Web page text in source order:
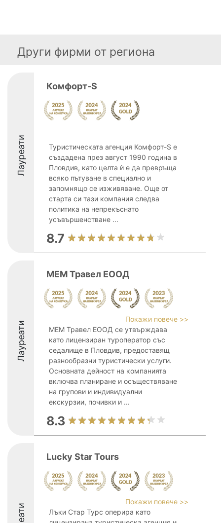
Други фирми от региона
Лауреати
Комфорт-S
Туристическата агенция Комфорт-S е
създадена през август 1990 година в
Пловдив, като целта ѝ е да превръща
всяко пътуване в специално и
запомнящо се изживяване. Още от
старта си тази компания следва
политика на непрекъснато
усъвършенстване ...
8.7
Лауреати
МЕМ Травел ЕООД
Покажи повече >>
МЕМ Травел ЕООД се утвърждава
като лицензиран туроператор със
седалище в Пловдив, предоставящ
разнообразни туристически услуги.
Основната дейност на компанията
включва планиране и осъществяване
на групови и индивидуални
екскурзии, почивки и ...
8.3
Lucky Star Tours
Покажи повече >>
Лъки Стар Турс оперира като